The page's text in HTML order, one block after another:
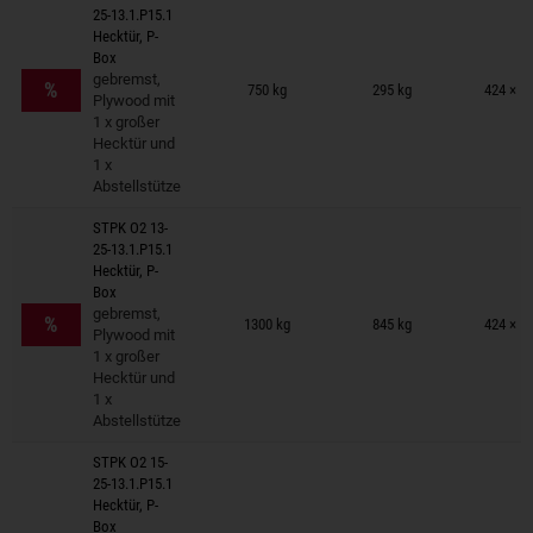
%
25-13.1.P15.1
Hecktür, P-
Box
gebremst,
Plywood mit
1 x großer
Hecktür und
1 x
Abstellstütze
750 kg 295 kg 424 ×
Anhänger auf Merkzettel
%
STPK O2 13-
25-13.1.P15.1
Hecktür, P-
Box
gebremst,
Plywood mit
1 x großer
Hecktür und
1 x
Abstellstütze
1300 kg 845 kg 424 ×
Anhänger auf Merkzettel
STPK O2 15-
25-13.1.P15.1
Hecktür, P-
Box